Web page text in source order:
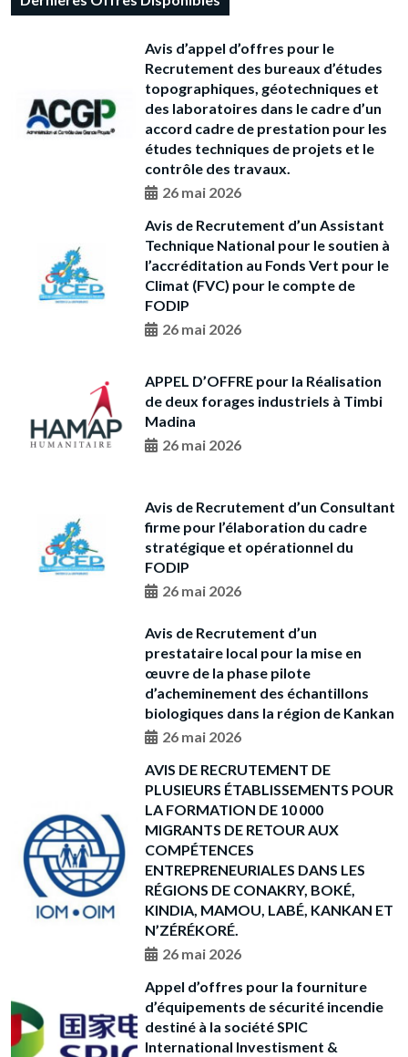
Avis d’appel d’offres pour le
Recrutement des bureaux d’études
topographiques, géotechniques et
des laboratoires dans le cadre d’un
accord cadre de prestation pour les
études techniques de projets et le
contrôle des travaux.
26 mai 2026
Avis de Recrutement d’un Assistant
Technique National pour le soutien à
I’accréditation au Fonds Vert pour le
Climat (FVC) pour le compte de
FODIP
26 mai 2026
APPEL D’OFFRE pour la Réalisation
de deux forages industriels à Timbi
Madina
26 mai 2026
Avis de Recrutement d’un Consultant
firme pour l’élaboration du cadre
stratégique et opérationnel du
FODIP
26 mai 2026
Avis de Recrutement d’un
prestataire local pour la mise en
œuvre de la phase pilote
d’acheminement des échantillons
biologiques dans la région de Kankan
26 mai 2026
AVIS DE RECRUTEMENT DE
PLUSIEURS ÉTABLISSEMENTS POUR
LA FORMATION DE 10 000
MIGRANTS DE RETOUR AUX
COMPÉTENCES
ENTREPRENEURIALES DANS LES
RÉGIONS DE CONAKRY, BOKÉ,
KINDIA, MAMOU, LABÉ, KANKAN ET
N’ZÉRÉKORÉ.
26 mai 2026
Appel d’offres pour la fourniture
d’équipements de sécurité incendie
destiné à la société SPIC
International Investisment &